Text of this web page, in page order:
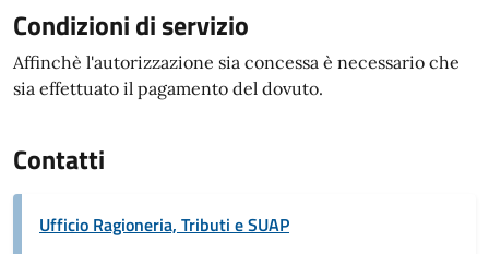
Condizioni di servizio
Affinchè l'autorizzazione sia concessa è necessario che
sia effettuato il pagamento del dovuto.
Contatti
Ufficio Ragioneria, Tributi e SUAP